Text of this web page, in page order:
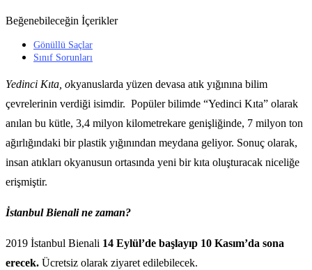
Beğenebileceğin İçerikler
Gönüllü Saçlar
Sınıf Sorunları
Yedinci Kıta, okyanuslarda yüzen devasa atık yığınına bilim
çevrelerinin verdiği isimdir. Popüler bilimde “Yedinci Kıta” olarak
anılan bu kütle, 3,4 milyon kilometrekare genişliğinde, 7 milyon ton
ağırlığındaki bir plastik yığınından meydana geliyor. Sonuç olarak,
insan atıkları okyanusun ortasında yeni bir kıta oluşturacak niceliğe
erişmiştir.
İstanbul Bienali ne zaman?
2019 İstanbul Bienali 14 Eylül’de başlayıp 10 Kasım’da sona
erecek. Ücretsiz olarak ziyaret edilebilecek.